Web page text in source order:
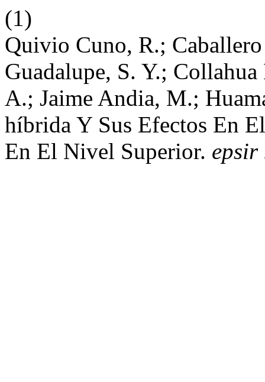
(1)
Quivio Cuno, R.;
Guadalupe, S. Y.;
A.; Jaime Andia, M.;
híbrida Y Sus Efectos En
En El Nivel Superior. epsir